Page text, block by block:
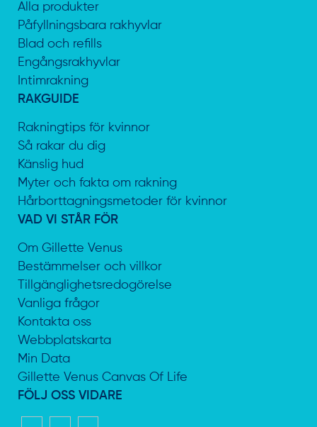
Alla produkter
Påfyllningsbara rakhyvlar
Blad och refills
Engångsrakhyvlar
Intimrakning
RAKGUIDE
Rakningtips för kvinnor
Så rakar du dig
Känslig hud
Myter och fakta om rakning
Hårborttagningsmetoder för kvinnor
VAD VI STÅR FÖR
Om Gillette Venus
Bestämmelser och villkor
Tillgänglighetsredogörelse
Vanliga frågor
Kontakta oss
Webbplatskarta
Min Data
Gillette Venus Canvas Of Life
FÖLJ OSS VIDARE